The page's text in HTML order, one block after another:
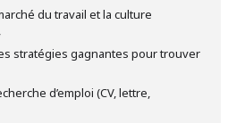
du travail et la culture
stratégies gagnantes pour trouver
d’emploi (CV, lettre,